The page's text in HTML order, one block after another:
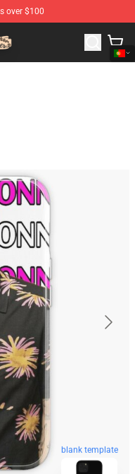
over $100
Conner Merchandise
blank template